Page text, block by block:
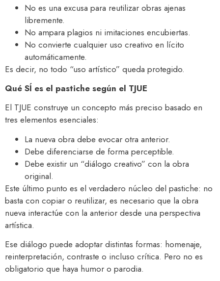
No es una excusa para reutilizar obras ajenas
libremente.
No ampara plagios ni imitaciones encubiertas.
No convierte cualquier uso creativo en lícito
automáticamente.
Es decir, no todo “uso artístico” queda protegido.
Qué SÍ es el pastiche según el TJUE
El TJUE construye un concepto más preciso basado en
tres elementos esenciales:
La nueva obra debe evocar otra anterior.
Debe diferenciarse de forma perceptible.
Debe existir un “diálogo creativo” con la obra
original.
Este último punto es el verdadero núcleo del pastiche: no
basta con copiar o reutilizar, es necesario que la obra
nueva interactúe con la anterior desde una perspectiva
artística.
Ese diálogo puede adoptar distintas formas: homenaje,
reinterpretación, contraste o incluso crítica. Pero no es
obligatorio que haya humor o parodia.